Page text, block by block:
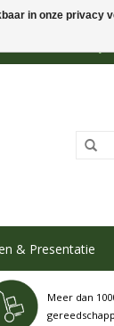
& Presentatie
Meer dan
in onze privacy